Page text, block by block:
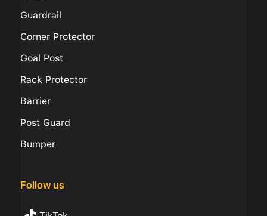
Guardrail
Corner Protector
Goal Post
Rack Protector
Barrier
Post Guard
Bumper
Follow us